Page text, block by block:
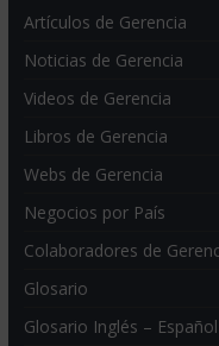
Artículos de Gerencia
Noticias de Gerencia
Videos de Gerencia
Libros de Gerencia
Webs de Gerencia
Negocios por País
Colaboradores de
Glosario
Glosario Inglés – Español